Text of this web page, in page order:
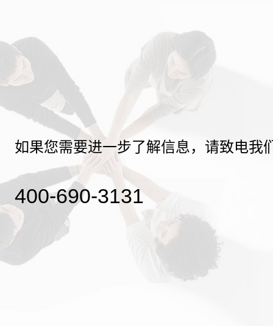
如果您需要进一步了解信息，请致电我
400-690-3131